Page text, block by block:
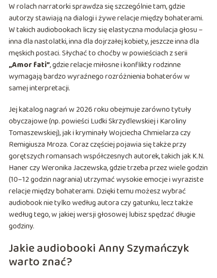
W rolach narratorki sprawdza się szczególnie tam, gdzie
autorzy stawiają na dialogi i żywe relacje między bohaterami.
W takich audiobookach liczy się elastyczna modulacja głosu –
inna dla nastolatki, inna dla dojrzałej kobiety, jeszcze inna dla
męskich postaci. Słychać to choćby w powieściach z serii
„Amor fati”, gdzie relacje miłosne i konflikty rodzinne
wymagają bardzo wyraźnego rozróżnienia bohaterów w
samej interpretacji.
Jej katalog nagrań w 2026 roku obejmuje zarówno tytuły
obyczajowe (np. powieści Ludki Skrzydlewskiej i Karoliny
Tomaszewskiej), jak i kryminały Wojciecha Chmielarza czy
Remigiusza Mroza. Coraz częściej pojawia się także przy
gorętszych romansach współczesnych autorek, takich jak K.N.
Haner czy Weronika Jaczewska, gdzie trzeba przez wiele godzin
(10–12 godzin nagrania) utrzymać wysokie emocje i wyraziste
relacje między bohaterami. Dzięki temu możesz wybrać
audiobook nie tylko według autora czy gatunku, lecz także
według tego, w jakiej wersji głosowej lubisz spędzać długie
godziny.
Jakie audiobooki Anny Szymańczyk
warto znać?